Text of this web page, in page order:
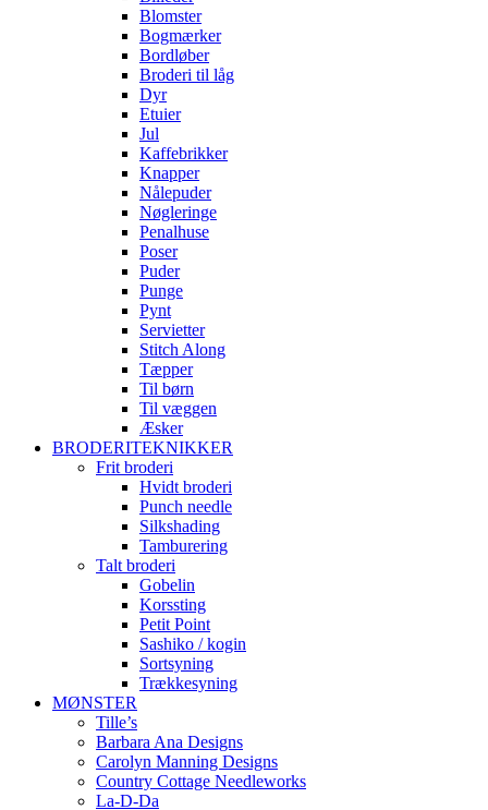
Blomster
Bogmærker
Bordløber
Broderi til låg
Dyr
Etuier
Jul
Kaffebrikker
Knapper
Nålepuder
Nøgleringe
Penalhuse
Poser
Puder
Punge
Pynt
Servietter
Stitch Along
Tæpper
Til børn
Til væggen
Æsker
BRODERITEKNIKKER
Frit broderi
Hvidt broderi
Punch needle
Silkshading
Tamburering
Talt broderi
Gobelin
Korssting
Petit Point
Sashiko / kogin
Sortsyning
Trækkesyning
MØNSTER
Tille’s
Barbara Ana Designs
Carolyn Manning Designs
Country Cottage Needleworks
La-D-Da